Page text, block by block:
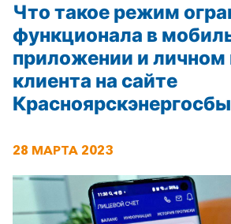
Что такое режим
функционала в
приложении и личном
клиента на сайте
28 МАРТА 2023